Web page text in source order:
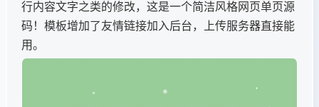
行内容文字之类的修改，这是一个简洁风格网页单页源
码！模板增加了友情链接加入后台，上传服务器直接能
用。